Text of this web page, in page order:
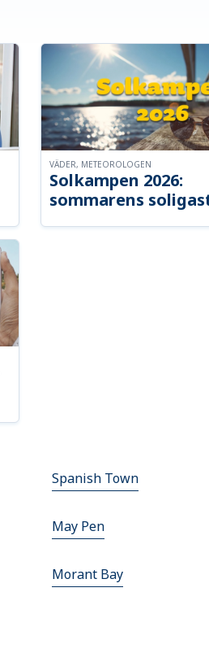
Solkampen 2026:
sommarens
VÄDER, METEOROLOGEN
Spanish Town
May Pen
Morant Bay